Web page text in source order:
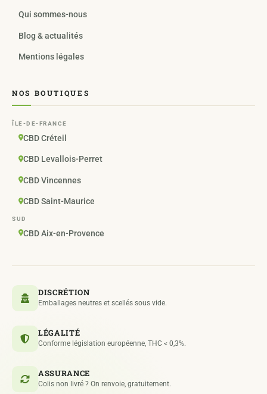
Qui sommes-nous
Blog & actualités
Mentions légales
NOS BOUTIQUES
ÎLE-DE-FRANCE
CBD Créteil
CBD Levallois-Perret
CBD Vincennes
CBD Saint-Maurice
SUD
CBD Aix-en-Provence
DISCRÉTION
Emballages neutres et scellés sous vide.
LÉGALITÉ
Conforme législation européenne, THC < 0,3%.
ASSURANCE
Colis non livré ? On renvoie, gratuitement.